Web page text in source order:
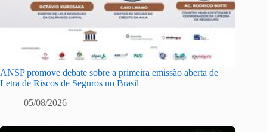
ANSP promove debate sobre a primeira emissão aberta de
Letra de Riscos de Seguros no Brasil
05/08/2026